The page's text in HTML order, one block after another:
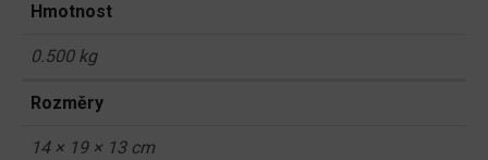
Hmotnost
0.500 kg
Rozměry
14 × 19 × 13 cm